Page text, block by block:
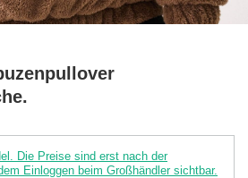
Die Preise sind erst nach der
Einloggen beim Großhändler sichtbar.